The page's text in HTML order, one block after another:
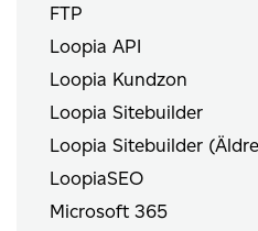
FTP
Loopia API
Loopia Kundzon
Loopia Sitebuilder
Loopia Sitebuilder
LoopiaSEO
Microsoft 365